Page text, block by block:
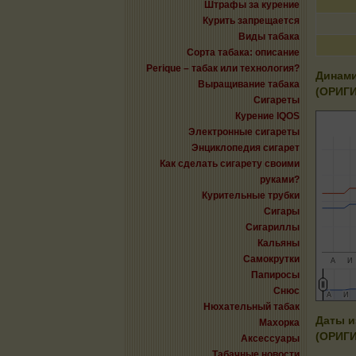
Штрафы за курение
Курить запрещается
Виды табака
Сорта табака: описание
Perique – табак или технология?
Выращивание табака
Сигареты
Курение IQOS
Электронные сигареты
Энциклопедия сигарет
Как сделать сигарету своими
руками?
Курительные трубки
Сигары
Сигариллы
Кальяны
Самокрутки
Папиросы
Снюс
Нюхательный табак
Махорка
Аксессуары
А И
А
А ИИ
Даты